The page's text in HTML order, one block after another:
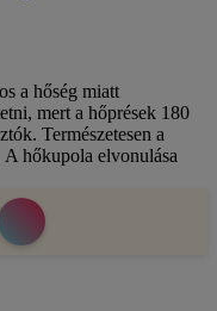
a hőség miatt
mert a hőprések 180
Természetesen a
hőkupola elvonulása